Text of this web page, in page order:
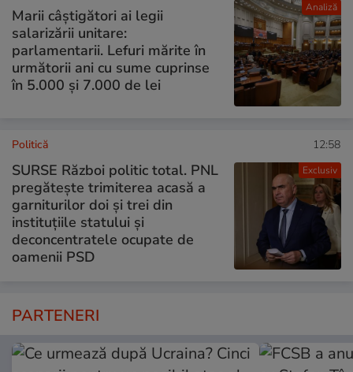
Analiză
Marii câștigători ai legii
salarizării unitare:
parlamentarii. Lefuri mărite în
următorii ani cu sume cuprinse
în 5.000 și 7.000 de lei
Exclusiv
Politică 12:58
SURSE Război politic total. PNL
pregătește trimiterea acasă a
garniturilor doi și trei din
instituțiile statului și
deconcentratele ocupate de
oamenii PSD
PARTENERI